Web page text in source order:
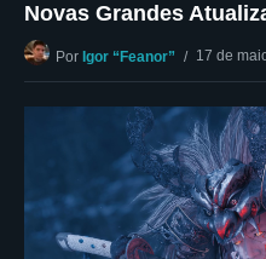
Novas Grandes
Por Igor “Feanor” 17 de